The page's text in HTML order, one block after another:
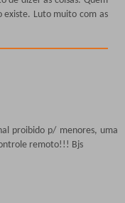
existe. Luto muito com as
proibido p/ menores, uma
remoto!!! Bjs